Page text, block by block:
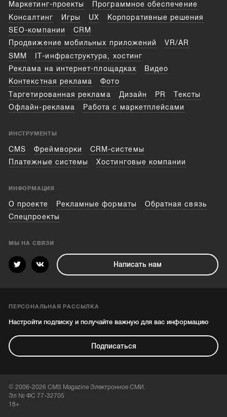
Маркетинг-проекты
Программное обеспечение
Консалтинг
Игры UX
Корпоративные решения
SEO-компании
CRM
Продвижение мобильных приложений
VR/AR
SMM
IT-инфраструктура, хостинг
Реклама на интернет-площадках
Видео
Контекстная реклама
Фото
Таргетированная реклама
Дизайн PR
Тексты
Офлайн-реклама
Работа с маркетплейсами
ИНСТРУМЕНТЫ
CMS Фреймворки
CRM-системы
Платежные системы
Хостинговые компании
ИНФОРМАЦИЯ
О проекте Рекламные форматы
Обратная связь
Спецпроекты
МЫ НА СВЯЗИ
Написать нам
ПЕРСОНАЛЬНАЯ РАССЫЛКА
Настройти подписку и получайте важную для вас информацию
Подписаться
© 2006-2026 CMS Magazine Электронное СМИ.
Эл № ФС 77-32705
18+